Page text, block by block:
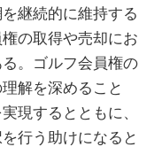
継続的に維持する
の取得や売却にお
。ゴルフ会員権の
解を深めること
現するとともに、
行う助けになると